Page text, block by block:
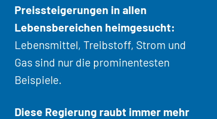
Preissteigerungen in allen
Lebensbereichen heimgesucht:
Lebensmittel, Treibstoff, Strom und
Gas sind nur die prominentesten
Beispiele.
Diese Regierung raubt immer mehr